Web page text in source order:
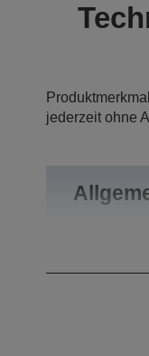
jederzeit ohne